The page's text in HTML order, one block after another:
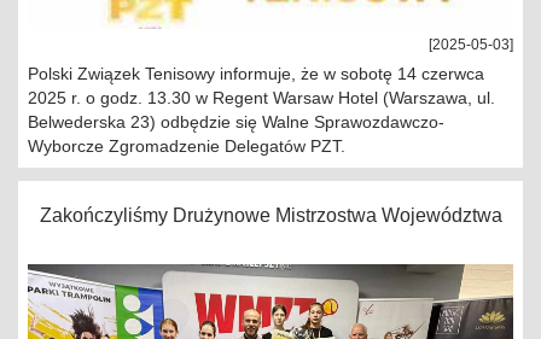
[2025-05-03]
Polski Związek Tenisowy informuje, że w sobotę 14 czerwca
2025 r. o godz. 13.30 w Regent Warsaw Hotel (Warszawa, ul.
Belwederska 23) odbędzie się Walne Sprawozdawczo-
Wyborcze Zgromadzenie Delegatów PZT.
Zakończyliśmy Drużynowe Mistrzostwa Województwa